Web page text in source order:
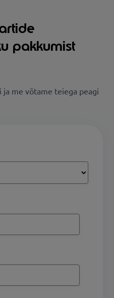
pakkumist
me võtame teiega peagi